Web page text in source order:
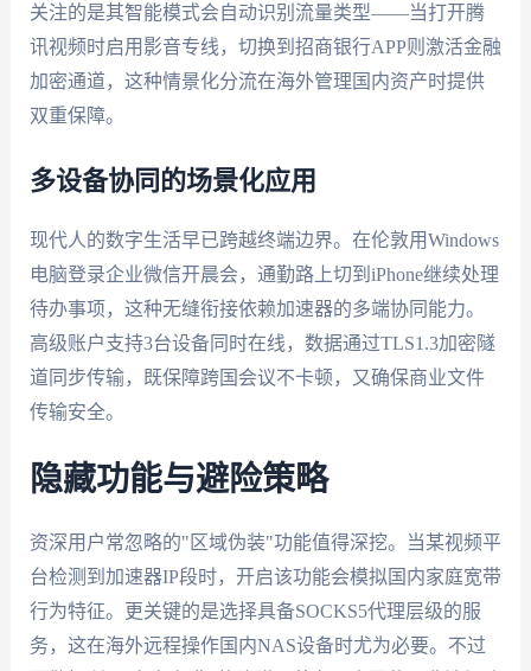
关注的是其智能模式会自动识别流量类型——当打开腾
讯视频时启用影音专线，切换到招商银行APP则激活金融
加密通道，这种情景化分流在海外管理国内资产时提供
双重保障。
多设备协同的场景化应用
现代人的数字生活早已跨越终端边界。在伦敦用Windows
电脑登录企业微信开晨会，通勤路上切到iPhone继续处理
待办事项，这种无缝衔接依赖加速器的多端协同能力。
高级账户支持3台设备同时在线，数据通过TLS1.3加密隧
道同步传输，既保障跨国会议不卡顿，又确保商业文件
传输安全。
隐藏功能与避险策略
资深用户常忽略的"区域伪装"功能值得深挖。当某视频平
台检测到加速器IP段时，开启该功能会模拟国内家庭宽带
行为特征。更关键的是选择具备SOCKS5代理层级的服
务，这在海外远程操作国内NAS设备时尤为必要。不过